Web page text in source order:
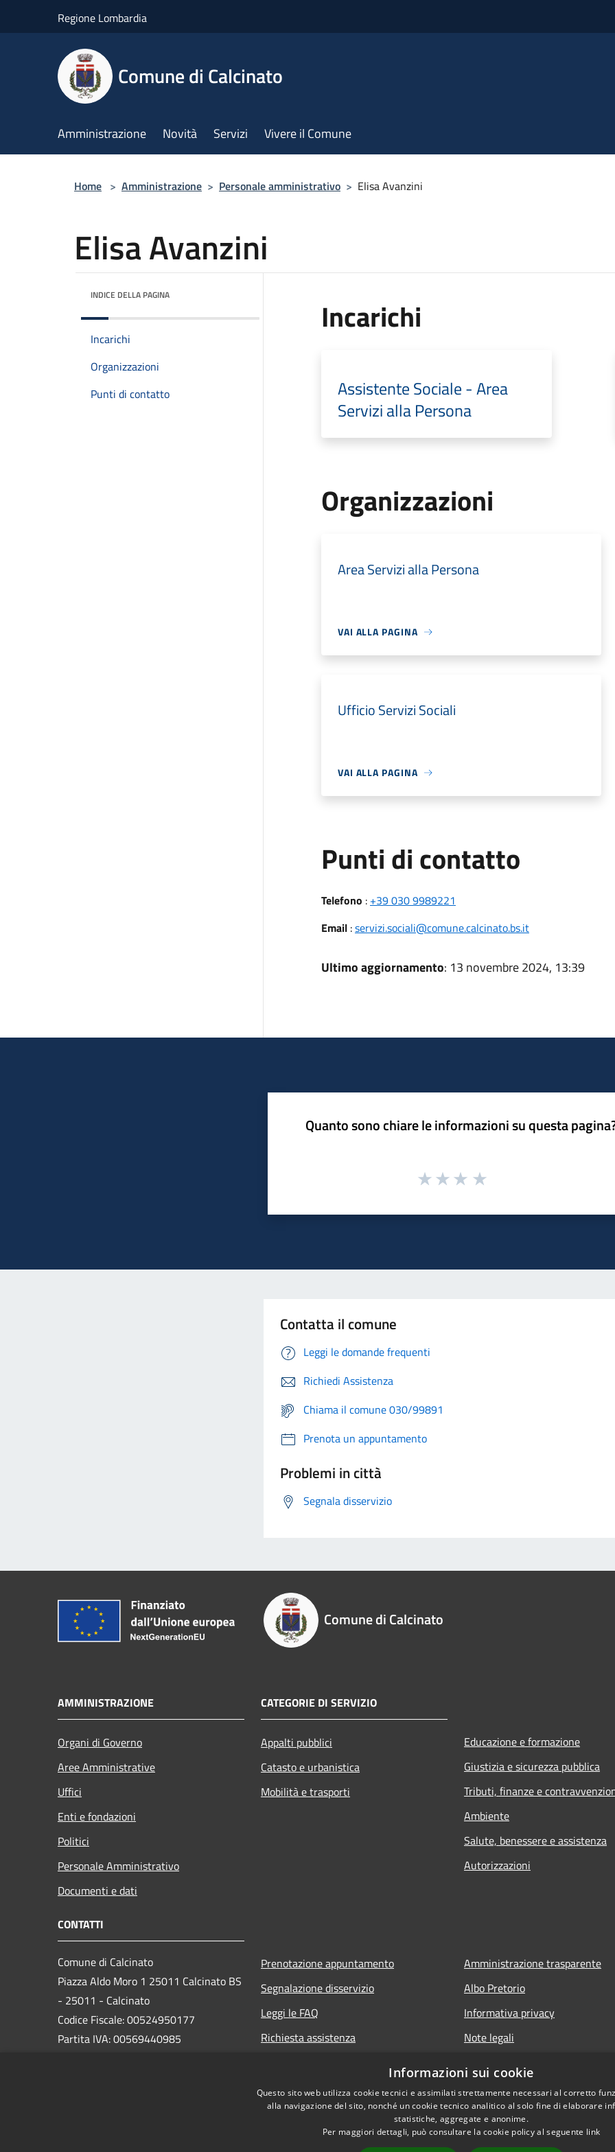
Regione Lombardia
Comune di Calcinato
Amministrazione Novità Servizi Vivere il Comune
Home > Amministrazione > Personale amministrativo > Elisa Avanzini
Elisa Avanzini
INDICE DELLA PAGINA
Incarichi
Organizzazioni
Punti di contatto
Incarichi
Assistente Sociale - Area
Servizi alla Persona
Organizzazioni
Area Servizi alla Persona
VAI ALLA PAGINA
Ufficio Servizi Sociali
VAI ALLA PAGINA
Punti di contatto
Telefono : +39 030 9989221
Email:servizi.sociali@comune.calcinato.bs.it
Ultimo aggiornamento: 13 novembre 2024, 13:39
Quanto sono chiare le informazioni su questa
Contatta il comune
Leggi le domande frequenti
Richiedi Assistenza
Chiama il comune 030/99891
Prenota un appuntamento
Problemi in città
Segnala disservizio
Comune di Calcinato
AMMINISTRAZIONE
Organi di Governo
Aree Amministrative
Uffici
Enti e fondazioni
Politici
Personale Amministrativo
Documenti e dati
CATEGORIE DI SERVIZIO
Appalti pubblici
Catasto e urbanistica
Mobilità e trasporti
Educazione e formazione
Giustizia e sicurezza pubblica
Tributi, finanze e
Ambiente
Salute, benessere e assistenza
Autorizzazioni
CONTATTI
Comune di Calcinato
Piazza Aldo Moro 1 25011 Calcinato BS
- 25011 - Calcinato
Codice Fiscale: 00524950177
Partita IVA: 00569440985
Prenotazione appuntamento
Segnalazione disservizio
Leggi le FAQ
Richiesta assistenza
Amministrazione trasparente
Albo Pretorio
Informativa privacy
Note legali
Piano miglioramento sito
Informazioni sui cookie
Questo sito web utilizza cookie tecnici e assimilati strettamente necessari al corretto
alla navigazione del sito, nonché un cookie tecnico analitico al solo fine di elaborare
statistiche, aggregate e anonime.
Per maggiori dettagli, può consultare la cookie policy al seguente link